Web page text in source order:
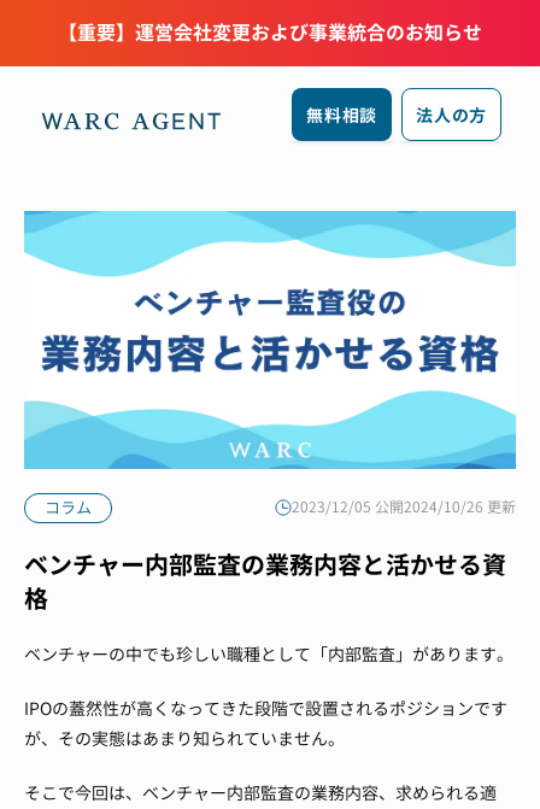
【重要】運営会社変更および事業統合のお知らせ
無料相談 法人の方
コラム 2023/12/05 公開2024/10/26 更新
ベンチャー内部監査の業務内容と活かせる資
格
ベンチャーの中でも珍しい職種として「内部監査」があります。
IPOの蓋然性が高くなってきた段階で設置されるポジションです
が、その実態はあまり知られていません。
そこで今回は、ベンチャー内部監査の業務内容、求められる適